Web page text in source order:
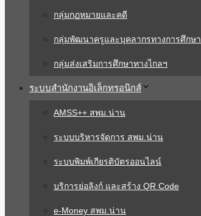
กลุ่มกฏหมายและคดี
กลุ่มพัฒนาครูและบุคลากรทางการศึกษา
กลุ่มส่งเสริมการศึกษาทางไกลฯ
ระบบสํานักงานอิเล็กทรอนิกส์
AMSS++ สพม.น่าน
ระบบบริหารจัดการ สพม.น่าน
ระบบพิมพ์เกียรติบัตรออนไลน์
บริการย่อลิงก์ และสร้าง QR Code
e-Money สพม.น่าน